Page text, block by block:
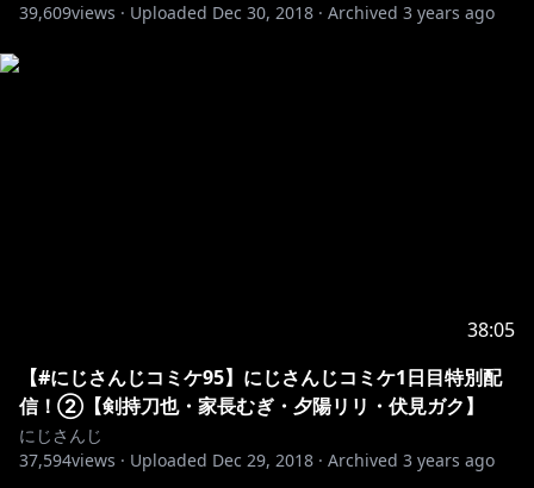
39,609views · Uploaded Dec 30, 2018 · Archived 3 years ago
38:05
【#にじさんじコミケ95】にじさんじコミケ1日目特別配
信！②【剣持刀也・家長むぎ・夕陽リリ・伏見ガク】
にじさんじ
37,594views · Uploaded Dec 29, 2018 · Archived 3 years ago